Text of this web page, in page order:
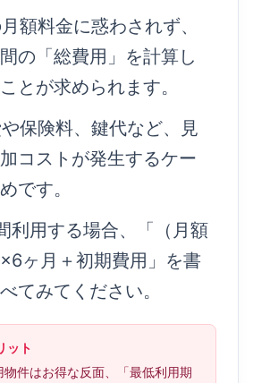
額料金に惑わされず、
の「総費用」を計算し
とが求められます。
保険料、鍵代など、見
コストが発生するケー
です。
利用する場合、「（月額
ヶ月＋初期費用」を書
てみてください。
ット
物件はお得な反面、「最低利用期